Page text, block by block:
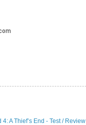
4: A Thief’s End - Test / Review